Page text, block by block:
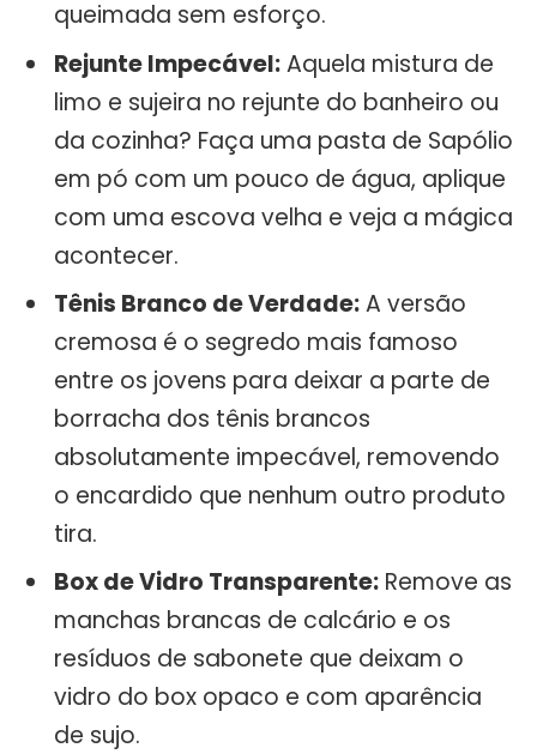
queimada sem esforço.
Rejunte Impecável:Aquela mistura de
limo e sujeira no rejunte do banheiro ou
da cozinha? Faça uma pasta de Sapólio
em pó com um pouco de água, aplique
com uma escova velha e veja a mágica
acontecer.
Tênis Branco de Verdade:A versão
cremosa é o segredo mais famoso
entre os jovens para deixar a parte de
borracha dos tênis brancos
absolutamente impecável, removendo
o encardido que nenhum outro produto
tira.
Box de Vidro Transparente: Remove as
manchas brancas de calcário e os
resíduos de sabonete que deixam o
vidro do box opaco e com aparência
de sujo.